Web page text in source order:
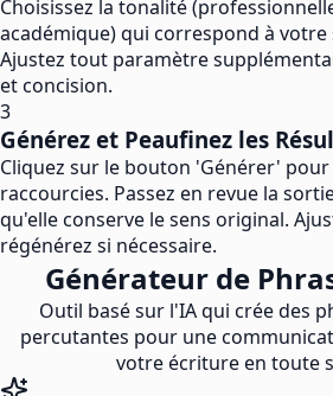
Choisissez la tonalité
académique) qui correspond à
Ajustez tout paramètre
et concision.
3
Générez et Peaufinez les
Cliquez sur le bouton 'Générer'
raccourcies. Passez en revue la
qu'elle conserve le sens original.
régénérez si nécessaire.
Générateur de
Outil basé sur l'IA qui crée des
percutantes pour une
votre écriture en toute